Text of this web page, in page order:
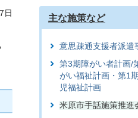
日 主な施策など
意思疎通支援者派遣
第3期障がい者計画/
がい福祉計画・第1
児福祉計画
米原市手話施策推進